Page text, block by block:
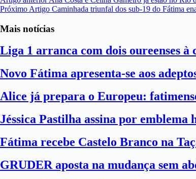
Próximo Artigo Caminhada triunfal dos sub-19 do Fátima
Mais notícias
Liga 1 arranca com dois oureenses à
Novo Fátima apresenta-se aos
Alice já prepara o Europeu:
Jéssica Pastilha assina por
Fátima recebe Castelo Branco na
GRUDER aposta na mudança sem